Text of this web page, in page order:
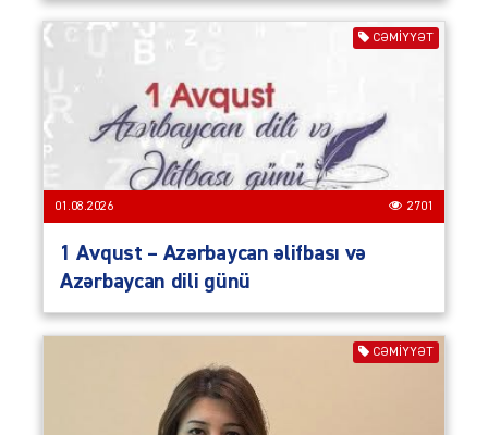
CƏMIYYƏT
01.08.2026 2701
1 Avqust – Azərbaycan əlifbası və
Azərbaycan dili günü
CƏMIYYƏT